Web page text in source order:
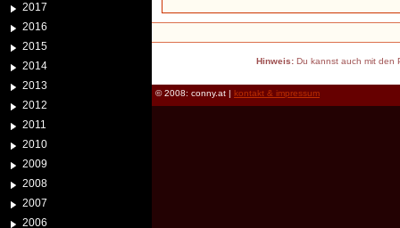
2017
2016
2015
2014
2013
2012
2011
2010
2009
2008
2007
2006
Hinweis:Du kannst auch mit den
© 2008: conny.at | kontakt & impressum